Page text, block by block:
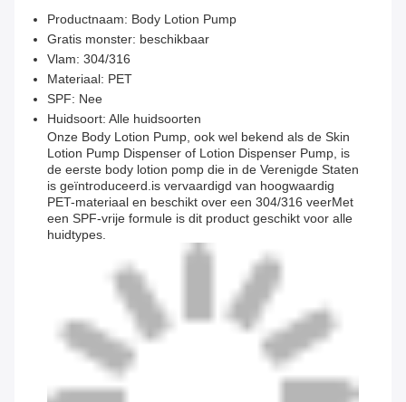
Productnaam: Body Lotion Pump
Gratis monster: beschikbaar
Vlam: 304/316
Materiaal: PET
SPF: Nee
Huidsoort: Alle huidsoorten
Onze Body Lotion Pump, ook wel bekend als de Skin
Lotion Pump Dispenser of Lotion Dispenser Pump, is
de eerste body lotion pomp die in de Verenigde Staten
is geïntroduceerd.is vervaardigd van hoogwaardig
PET-materiaal en beschikt over een 304/316 veerMet
een SPF-vrije formule is dit product geschikt voor alle
huidtypes.